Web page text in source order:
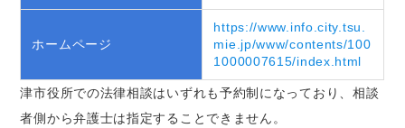
ホームページ
https://www.info.city.tsu.
mie.jp/www/contents/100
1000007615/index.html
津市役所での法律相談はいずれも予約制になっており、相談
者側から弁護士は指定することできません。